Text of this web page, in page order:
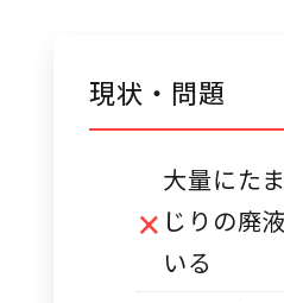
現状・問題
大量にた
じりの廃
いる